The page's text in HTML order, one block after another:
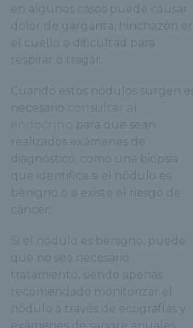
en algunos casos puede causar
dolor de garganta, hinchazón en
el cuello o dificultad para
respirar o tragar.
Cuando estos nódulos surgen es
necesario
consultar al
endocrino
para que sean
realizados exámenes de
diagnóstico, como una biopsia
que identifica si el nódulo es
benigno o si existe el riesgo de
cáncer.
Si el nódulo es benigno, puede
que no sea necesario
tratamiento, siendo apenas
recomendado monitorizar el
nódulo a través de ecografías y